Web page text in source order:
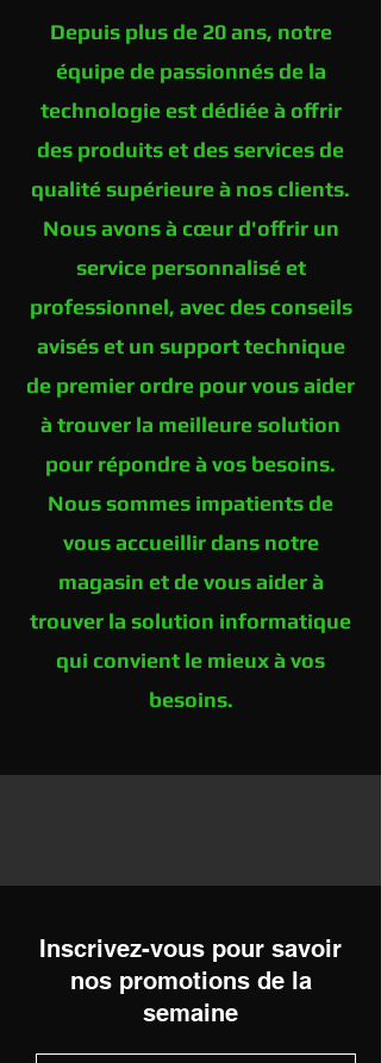
Depuis plus de 20 ans, notre
équipe de passionnés de la
technologie est dédiée à offrir
des produits et des services de
qualité supérieure à nos clients.
Nous avons à cœur d'offrir un
service personnalisé et
professionnel, avec des conseils
avisés et un support technique
de premier ordre pour vous aider
à trouver la meilleure solution
pour répondre à vos besoins.
Nous sommes impatients de
vous accueillir dans notre
magasin et de vous aider à
trouver la solution informatique
qui convient le mieux à vos
besoins.
Inscrivez-vous pour savoir
nos promotions de la
semaine